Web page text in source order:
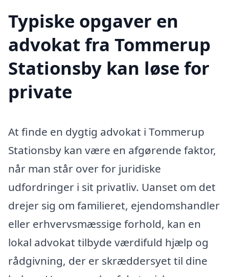
Typiske opgaver en
advokat fra Tommerup
Stationsby kan løse for
private
At finde en dygtig advokat i Tommerup
Stationsby kan være en afgørende faktor,
når man står over for juridiske
udfordringer i sit privatliv. Uanset om det
drejer sig om familieret, ejendomshandler
eller erhvervsmæssige forhold, kan en
lokal advokat tilbyde værdifuld hjælp og
rådgivning, der er skræddersyet til dine